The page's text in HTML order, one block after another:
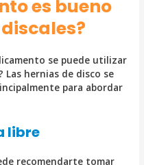
es bueno
se puede utilizar
hernias de disco se
para abordar
libre
recomendarte tomar